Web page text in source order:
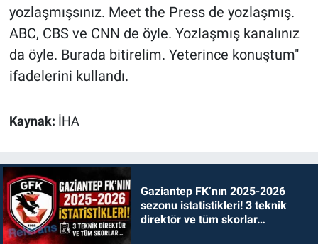
yozlaşmışsınız. Meet the Press de yozlaşmış.
ABC, CBS ve CNN de öyle. Yozlaşmış kanalınız
da öyle. Burada bitirelim. Yeterince konuştum"
ifadelerini kullandı.
Kaynak: İHA
Gaziantep FK’nın 2025-2026
sezonu istatistikleri! 3 teknik
direktör ve tüm skorlar…